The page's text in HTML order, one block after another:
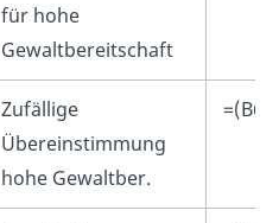
für hohe
Gewaltbereitschaft
Zufällige
Übereinstimmung
hohe Gewaltber.
=(B6/